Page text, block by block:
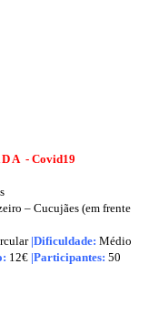
D A - Covid19
– Cucujães (em frente
|Dificuldade: Médio
12€ |Participantes: 50